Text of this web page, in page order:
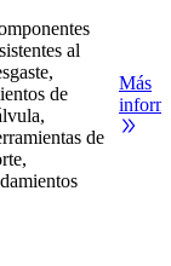
al
de
de
Más